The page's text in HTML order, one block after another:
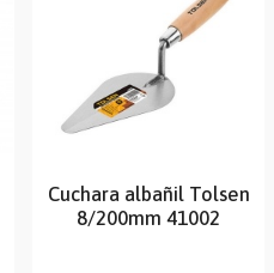
Cuchara albañil Tolsen
8/200mm 41002